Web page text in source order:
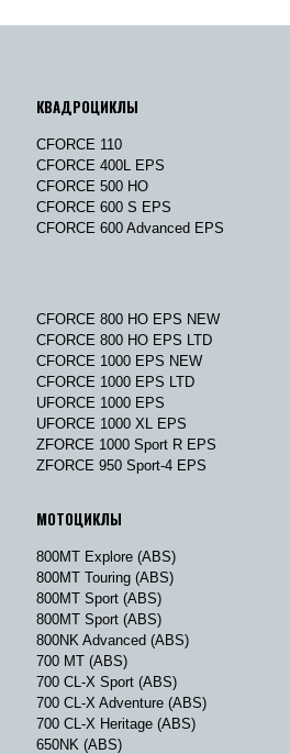
КВАДРОЦИКЛЫ
CFORCE 110
CFORCE 400L EPS
CFORCE 500 HO
CFORCE 600 S EPS
CFORCE 600 Advanced EPS
CFORCE 800 HO EPS NEW
CFORCE 800 HO EPS LTD
CFORCE 1000 EPS NEW
CFORCE 1000 EPS LTD
UFORCE 1000 EPS
UFORCE 1000 XL EPS
ZFORCE 1000 Sport R EPS
ZFORCE 950 Sport-4 EPS
МОТОЦИКЛЫ
800MT Explore (ABS)
800MT Touring (ABS)
800MT Sport (ABS)
800MT Sport (ABS)
800NK Advanced (ABS)
700 MT (ABS)
700 CL-X Sport (ABS)
700 CL-X Adventure (ABS)
700 CL-X Heritage (ABS)
650NK (ABS)